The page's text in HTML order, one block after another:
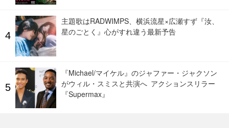
主題歌はRADWIMPS、横浜流星×広瀬すず『汝、
星のごとく』心がすれ違う最新予告
『Michael/マイケル』のジャファー・ジャクソン
がウィル・スミスと共演へ アクションスリラー
『Supermax』